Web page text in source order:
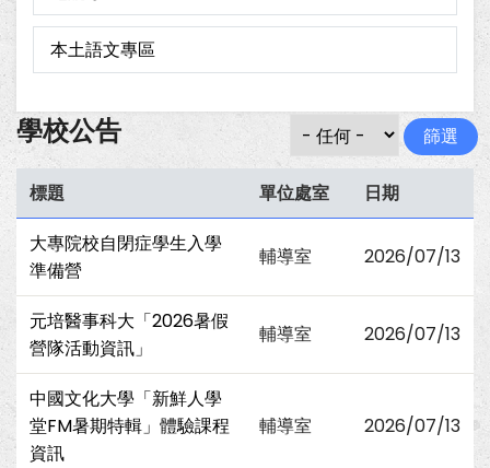
本土語文專區
學校公告
標題 單位處室
日期
大專院校自閉症學生入學
準備營
輔導室 2026/07/13
元培醫事科大「2026暑假
營隊活動資訊」
輔導室 2026/07/13
中國文化大學「新鮮人學
堂FM暑期特輯」體驗課程
資訊
輔導室 2026/07/13